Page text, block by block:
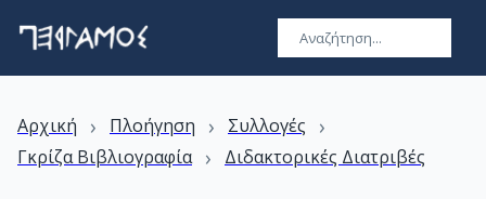
Αρχική › Πλοήγηση › Συλλογές ›
Γκρίζα Βιβλιογραφία › Διδακτορικές Διατριβές